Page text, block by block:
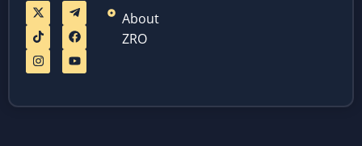
About
ZRO